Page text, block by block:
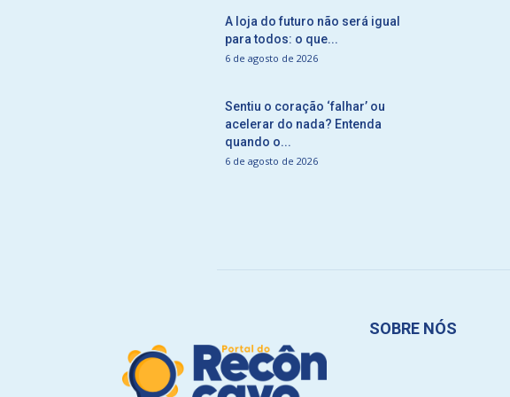
A loja do futuro não será igual
para todos: o que...
6 de agosto de 2026
Sentiu o coração ‘falhar’ ou
acelerar do nada? Entenda
quando o...
6 de agosto de 2026
SOBRE NÓS